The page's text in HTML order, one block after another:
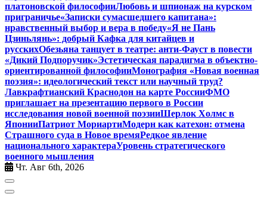
платоновской философииЛюбовь и шпионаж на курском
приграничье«Записки сумасшедшего капитана»:
нравственный выбор и вера в победу«Я не Пань
Цзиньлянь»: добрый Кафка для китайцев и
русскихОбезьяна танцует в театре: анти-Фауст в повести
«Дикий Подпоручик»Эстетическая парадигма в объектно-
ориентированной философииМонография «Новая военная
поэзия»: идеологический текст или научный труд?
Лавкрафтианский Краснодон на карте РоссииФМО
приглашает на презентацию первого в России
исследования новой военной поэзииШерлок Холмс в
ЯпонииПатриот МориартиМодерн как катехон: отмена
Страшного суда в Новое времяРедкое явление
национального характераУровень стратегического
военного мышления
Чт. Авг 6th, 2026